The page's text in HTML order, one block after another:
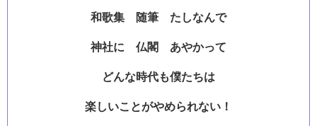
和歌集 随筆 たしなんで
神社に 仏閣 あやかって
どんな時代も僕たちは
楽しいことがやめられない！